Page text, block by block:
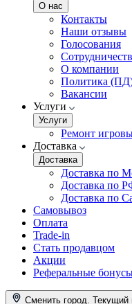
О нас
Контакты
Наши отзывы
Голосования
О компании
Политика
Вакансии
Услуги
Услуги
Ремонт
Доставка
Доставка
Доставка по
Доставка по
Доставка по
Самовывоз
Оплата
Trade-in
Стать продавцом
Акции
Реферальные
Сменить город. Текущий